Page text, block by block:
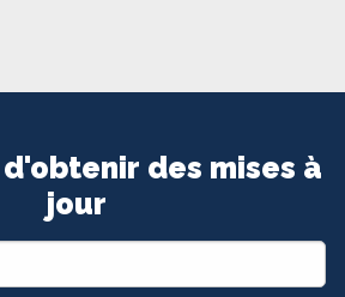
des mises à
jour